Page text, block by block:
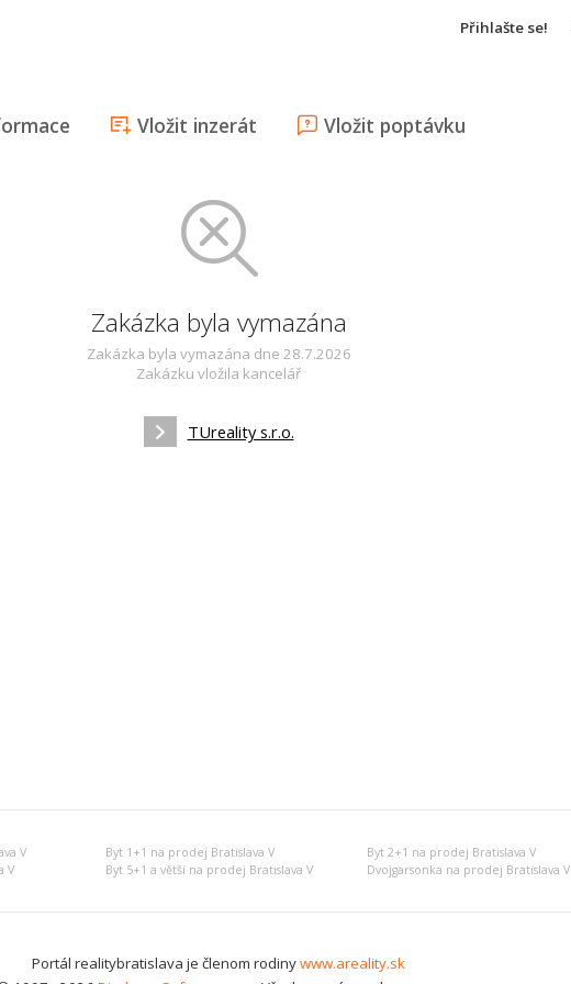
Přihlašte se!
Vložit inzerát Vložit poptávku
Zakázka byla vymazána
Zakázka byla vymazána dne 28.7.2026
Zakázku vložila kancelář
TUreality s.r.o.
V Byt 1+1 na prodej Bratislava V Byt 2+1 na prodej Bratislava V
V
Byt 5+1 a větší na prodej Bratislava V Dvojgarsonka na prodej Bratislava V
Portál realitybratislava je členom rodinywww.areality.sk